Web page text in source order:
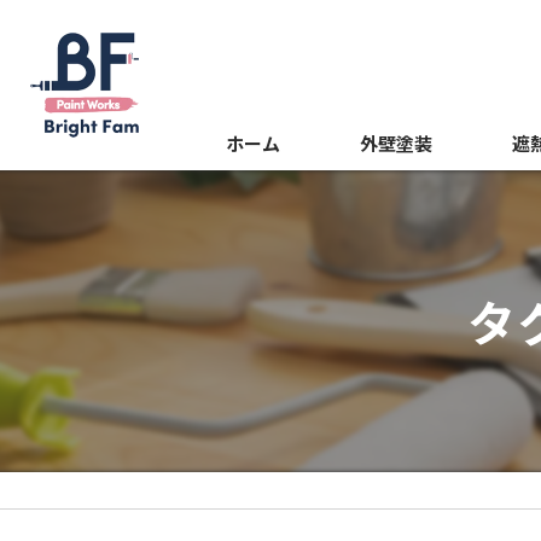
ホーム 外壁塗装
屋根塗装
内装塗装
遮
タ